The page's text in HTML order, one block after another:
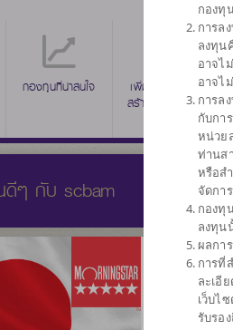
กองทุนที่น่าสนใจ
เพิ่มค่าเงินลงทุน
สร้างผลตอบแทน
กองทุนรวมตลาด
เงิน
ดีๆ กับ scbam
กองทุน
(ชนิดจ่า
กองทุ
การล
ลงทุน
อาจไ
อาจไ
การล
กับกา
หน่วย
ท่านส
หรือส
จัดการ
กองทุ
ลงทุน
ผลกา
การที่
ละเอี
เว็บไ
รับรอ